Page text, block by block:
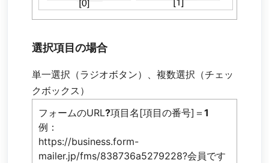
選択項目の場合
単一選択（ラジオボタン）、複数選択（チェッ
クボックス）
フォームのURL?項目名[項目の番号]＝ 1
例：
https://business.form-
mailer.jp/fms/838736a5279228?会員です